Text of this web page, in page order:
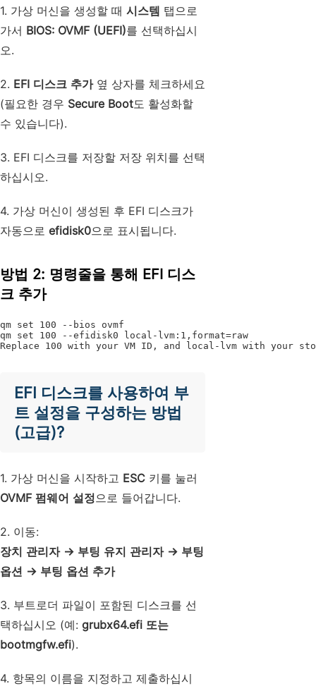
1. 가상 머신을 생성할 때 시스템 탭으로
가서 BIOS: OVMF (UEFI)를 선택하십시
오.
2. EFI 디스크 추가옆 상자를 체크하세요
(필요한 경우 Secure Boot도 활성화할
수 있습니다).
3. EFI 디스크를 저장할 저장 위치를 선택
하십시오.
4. 가상 머신이 생성된 후 EFI 디스크가
자동으로 efidisk0으로 표시됩니다.
방법 2: 명령줄을 통해 EFI 디스
크 추가
qm set 100 --bios ovmf
qm set 100 --efidisk0 local-lvm:1,format=raw
Replace 100 with your VM ID, and local-lvm with your
EFI 디스크를 사용하여 부
트 설정을 구성하는 방법
(고급)?
1. 가상 머신을 시작하고 ESC 키를 눌러
OVMF 펌웨어 설정으로 들어갑니다.
2. 이동:
장치 관리자 → 부팅 유지 관리자 → 부팅
옵션 → 부팅 옵션 추가
3. 부트로더 파일이 포함된 디스크를 선
택하십시오 (예: grubx64.efi 또는
bootmgfw.efi).
4. 항목의 이름을 지정하고 제출하십시